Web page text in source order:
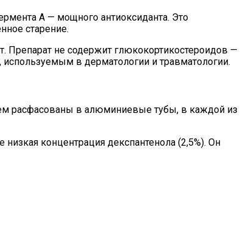
А — мощного антиоксиданта. Это
старение.
Препарат не содержит глюкокортикостероидов —
в дерматологии и травматологии.
расфасованы в алюминиевые тубы, в каждой из
концентрация декспантенола (2,5%). Он